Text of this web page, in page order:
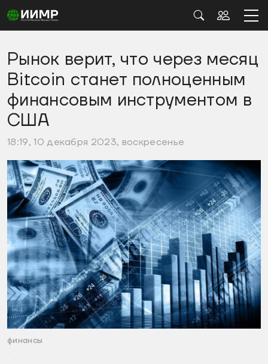
Рынок верит, что через месяц
Bitcoin станет полноценным
финансовым инструментом в
США
18:19, 10 декабря 2023, воскресенье
финансы
.